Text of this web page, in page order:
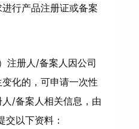
行产品注册证或备案
注册人/备案人因公司
化的，可申请一次性
/备案人相关信息，由
以下资料：